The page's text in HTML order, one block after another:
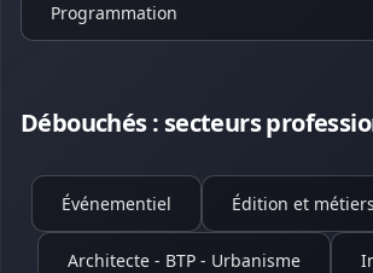
Programmation
Débouchés : secteurs
Événementiel Édition et
Architecte - BTP - Urbanisme